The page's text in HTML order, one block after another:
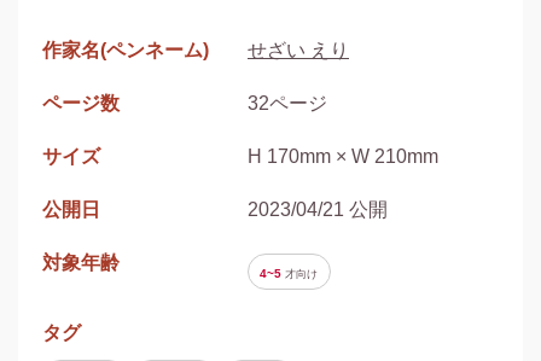
作家名(ペンネーム) せざい えり
ページ数 32ページ
サイズ H 170mm × W 210mm
公開日 2023/04/21 公開
対象年齢
4~5 才向け
タグ